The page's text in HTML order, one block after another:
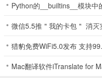
Python的__builtins__模块中
微信5.5推＂我的卡包＂ 消灭
猎豹免费WiFi5.0发布 支持
Mac翻译软件iTranslate for